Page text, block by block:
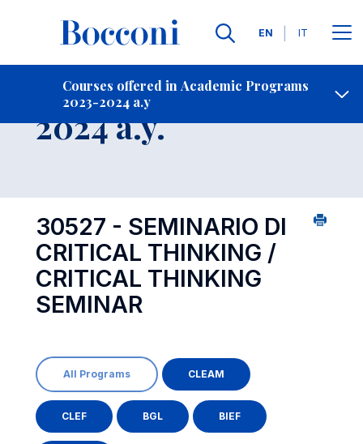
Languages
EN IT
Courses offered in Academic Programs
2023-2024 a.y
Contact Us
Course 2023-
2024 a.y.
30527 - SEMINARIO DI
CRITICAL THINKING /
CRITICAL THINKING
SEMINAR
All Programs CLEAM
CLEF BGL BIEF